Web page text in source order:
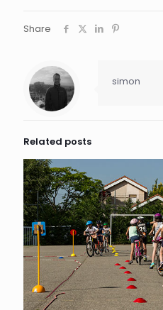
Share
simon
Related posts